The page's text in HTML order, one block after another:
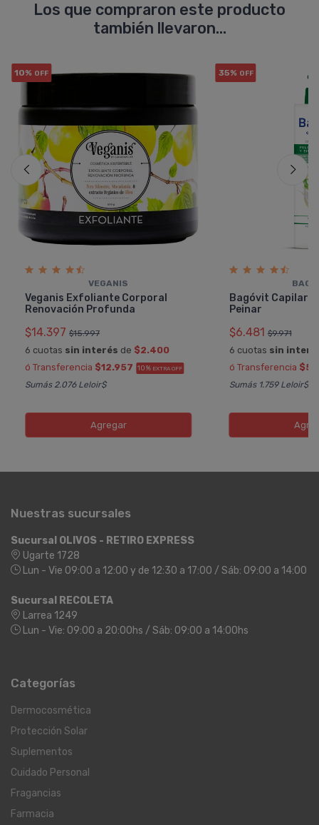
Los que compraron este producto
también llevaron...
10% OFF
VEGANIS
Veganis Exfoliante Corporal
Renovación Profunda
$14.397 $15.997
6 cuotas sin interés de $2.400
ó Transferencia $12.957 10% EXTRA OFF
Sumás 2.076 Leloir$
Agregar
35% OFF
Bagóvit Capilar
Peinar
$6.481 $9.971
6 cuotas sin
ó Transferencia
Sumás 1.759 Leloir$
Nuestras sucursales
Sucursal OLIVOS - RETIRO EXPRESS
Ugarte 1728
Lun - Vie 09:00 a 12:00 y de 12:30 a 17:00 / Sáb: 09:00 a 14:00
Sucursal RECOLETA
Larrea 1249
Lun - Vie: 09:00 a 20:00hs / Sáb: 09:00 a 14:00hs
Categorías
Dermocosmética
Protección Solar
Suplementos
Cuidado Personal
Fragancias
Farmacia